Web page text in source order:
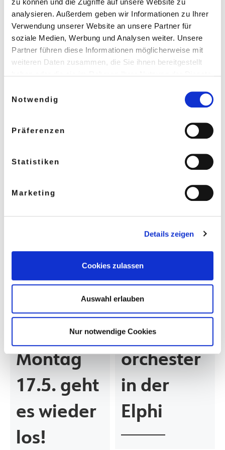
analysieren. Außerdem geben wir Informationen zu Ihrer
Verwendung unserer Website an unsere Partner für
soziale Medien, Werbung und Analysen weiter. Unsere
Partner führen diese Informationen möglicherweise mit
weiteren Daten zusammen, die Sie ihnen bereitgestellt
Weitere Informationen in unseren
Notwendig
Präferenzen
Statistiken
Marketing
Details zeigen
Cookies zulassen
Auswahl erlauben
Nur notwendige Cookies
A
e
a
e
AUCH
14.05.2021
Corona
Update:
Montag
17.5. geht
es wieder
los!
Veröffentlicht am
Das war
unser
Publikums
orchester
in der
Elphi